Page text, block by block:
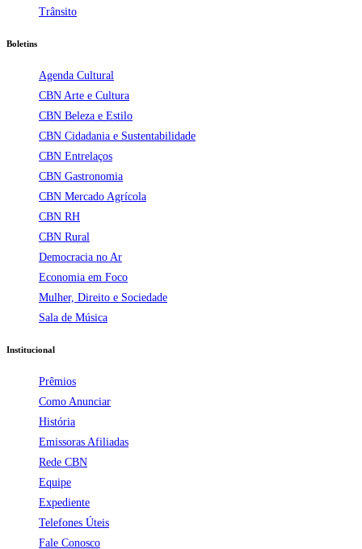
Trânsito
Boletins
Agenda Cultural
CBN Arte e Cultura
CBN Beleza e Estilo
CBN Cidadania e Sustentabilidade
CBN Entrelaços
CBN Gastronomia
CBN Mercado Agrícola
CBN RH
CBN Rural
Democracia no Ar
Economia em Foco
Mulher, Direito e Sociedade
Sala de Música
Institucional
Prêmios
Como Anunciar
História
Emissoras Afiliadas
Rede CBN
Equipe
Expediente
Telefones Úteis
Fale Conosco